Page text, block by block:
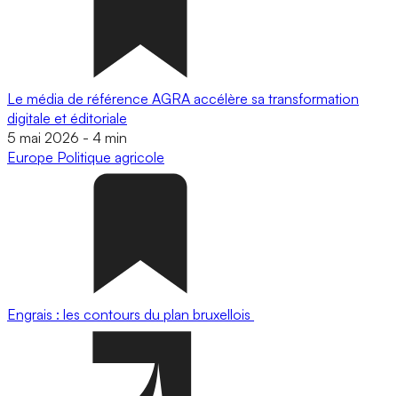
Le média de référence AGRA accélère sa transformation
digitale et éditoriale
5 mai 2026 - 4 min
Europe Politique agricole
Engrais : les contours du plan bruxellois